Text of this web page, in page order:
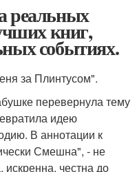
реальных
книг,
событиях.
за Плинтусом".
перевернула тему
идею
В аннотации к
Смешна", - не
честна до